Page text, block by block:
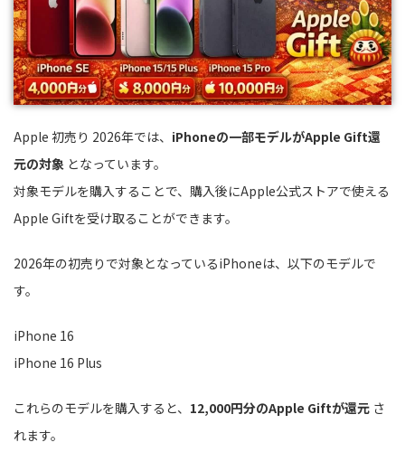
Apple 初売り 2026年では、 iPhoneの一部モデルがApple Gift還
元の対象 となっています。
対象モデルを購入することで、購入後にApple公式ストアで使える
Apple Giftを受け取ることができます。
2026年の初売りで対象となっているiPhoneは、以下のモデルで
す。
iPhone 16
iPhone 16 Plus
これらのモデルを購入すると、 12,000円分のApple Giftが還元 さ
れます。